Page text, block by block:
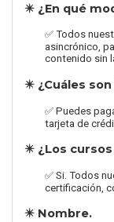
✴️ ¿En qué
✅ Todos
asincrónico,
contenido sin
✴️ ¿Cuáles
✅ Puedes
tarjeta de
✴️ ¿Los
✅ Si. Todos
certificación,
✴️ Nombre.